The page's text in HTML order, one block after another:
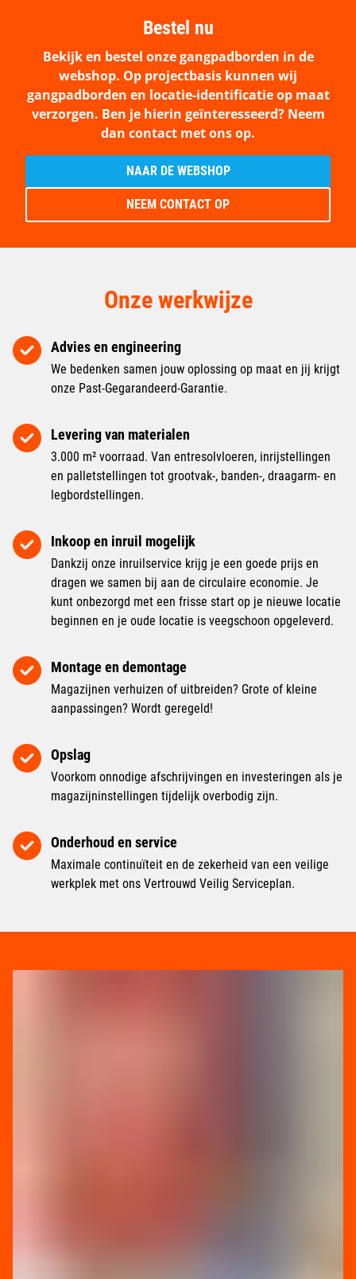
Bestel nu
Bekijk en bestel onze gangpadborden in de
webshop. Op projectbasis kunnen wij
gangpadborden en locatie-identificatie op maat
verzorgen. Ben je hierin geïnteresseerd? Neem
dan contact met ons op.
NAAR DE WEBSHOP
NEEM CONTACT OP
Onze werkwijze
Advies en engineering
We bedenken samen jouw oplossing op maat en jij krijgt
onze Past-Gegarandeerd-Garantie.
Levering van materialen
3.000 m² voorraad. Van entresolvloeren, inrijstellingen
en palletstellingen tot grootvak-, banden-, draagarm- en
legbordstellingen.
Inkoop en inruil mogelijk
Dankzij onze inruilservice krijg je een goede prijs en
dragen we samen bij aan de circulaire economie. Je
kunt onbezorgd met een frisse start op je nieuwe locatie
beginnen en je oude locatie is veegschoon opgeleverd.
Montage en demontage
Magazijnen verhuizen of uitbreiden? Grote of kleine
aanpassingen? Wordt geregeld!
Opslag
Voorkom onnodige afschrijvingen en investeringen als je
magazijninstellingen tijdelijk overbodig zijn.
Onderhoud en service
Maximale continuïteit en de zekerheid van een veilige
werkplek met ons Vertrouwd Veilig Serviceplan.